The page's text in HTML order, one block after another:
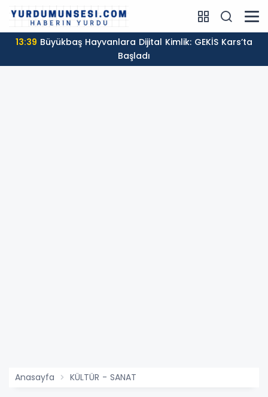
12:31Antalya’dan Yangınzedelere Destek: Çiftçilere
Sera Naylonu Yardımı
Anasayfa KÜLTÜR - SANAT